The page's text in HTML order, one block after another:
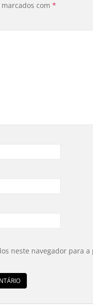
com *
neste navegador para